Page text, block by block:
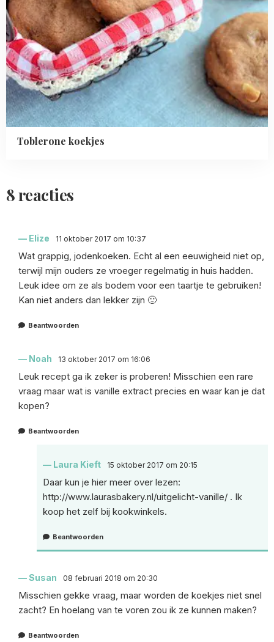
Toblerone koekjes
8 reacties
Elize 11 oktober 2017 om 10:37
Wat grappig, jodenkoeken. Echt al een eeuwigheid niet op,
terwijl mijn ouders ze vroeger regelmatig in huis hadden.
Leuk idee om ze als bodem voor een taartje te gebruiken!
Kan niet anders dan lekker zijn 🙂
Beantwoorden
Noah 13 oktober 2017 om 16:06
Leuk recept ga ik zeker is proberen! Misschien een rare
vraag maar wat is vanille extract precies en waar kan je dat
kopen?
Beantwoorden
Laura Kieft 15 oktober 2017 om 20:15
Daar kun je hier meer over lezen:
http://www.laurasbakery.nl/uitgelicht-vanille/ . Ik
koop het zelf bij kookwinkels.
Beantwoorden
Susan 08 februari 2018 om 20:30
Misschien gekke vraag, maar worden de koekjes niet snel
zacht? En hoelang van te voren zou ik ze kunnen maken?
Beantwoorden